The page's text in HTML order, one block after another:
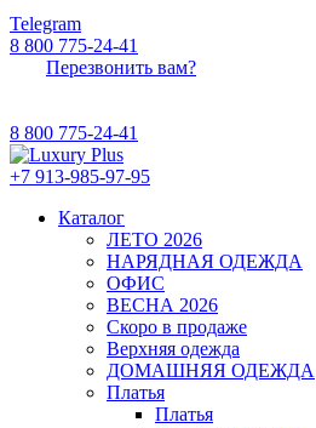
Telegram
8 800 775-24-41
Перезвонить вам?
8 800 775-24-41
+7 913-985-97-95
Каталог
ЛЕТО 2026
НАРЯДНАЯ ОДЕЖДА
ОФИС
ВЕСНА 2026
Скоро в продаже
Верхняя одежда
ДОМАШНЯЯ ОДЕЖДА
Платья
Платья